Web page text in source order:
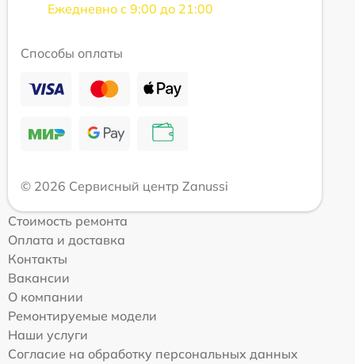
Ежедневно с 9:00 до 21:00
Способы оплаты
© 2026 Сервисный центр Zanussi
Стоимость ремонта
Оплата и доставка
Контакты
Вакансии
О компании
Ремонтируемые модели
Наши услуги
Согласие на обработку персональных данных